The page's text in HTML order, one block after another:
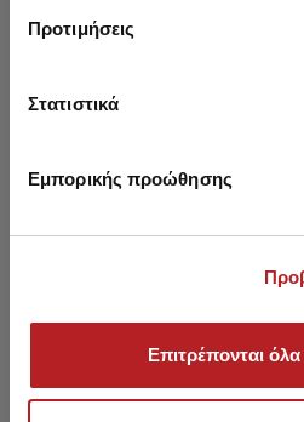
Προτιμήσεις
Στατιστικά
Εμπορικής προώθησης
Επιτρέπονται